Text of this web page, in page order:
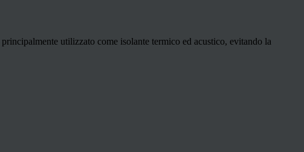
utilizzato come isolante termico ed acustico, evitando la